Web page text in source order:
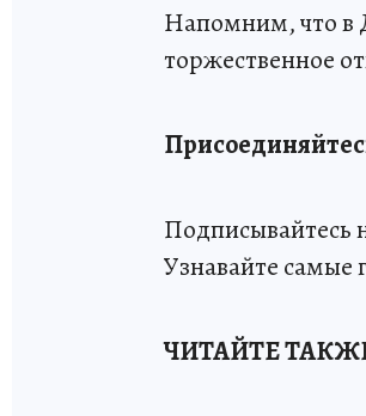
Напомним, что в
торжественное
Подписывайтесь
Узнавайте самые
ЧИТАЙТЕ